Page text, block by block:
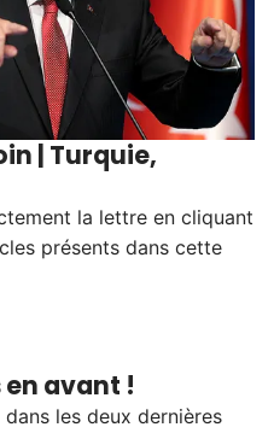
| Turquie,
la lettre en cliquant
présents dans cette
en avant !
les deux dernières